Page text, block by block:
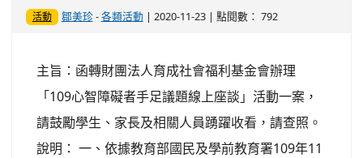
活動 鄒美珍-各類活動 | 2020-11-23 | 點閱數： 792
主旨：函轉財團法人育成社會福利基金會辦理
「109心智障礙者手足議題線上座談」活動一案，
請鼓勵學生、家長及相關人員踴躍收看，請查照。
說明： 一、依據教育部國民及學前教育署109年11